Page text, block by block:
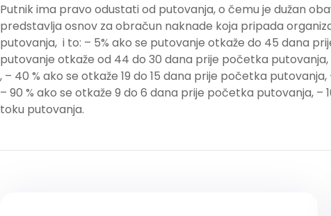
Putnik ima pravo odustati od putovanja, o čemu je dužan
predstavlja osnov za obračun naknade koja pripada
putovanja, i to: – 5% ako se putovanje otkaže do 45 dana
putovanje otkaže od 44 do 30 dana prije početka
, – 40 % ako se otkaže 19 do 15 dana prije početka
– 90 % ako se otkaže 9 do 6 dana prije početka putovanja,
toku putovanja.